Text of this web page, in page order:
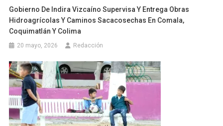
Gobierno De Indira Vizcaíno Supervisa Y Entrega Obras
Hidroagrícolas Y Caminos Sacacosechas En Comala,
Coquimatlán Y Colima
20 mayo, 2026 Redacción